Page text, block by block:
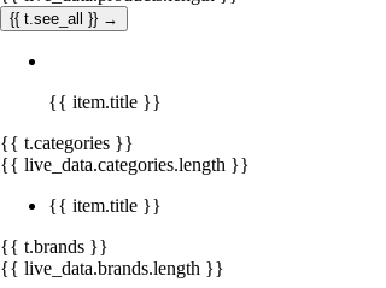
{{ t.see_all }} →
{{ item.title }}
{{ t.categories }}
{{ live_data.categories.length }}
{{ item.title }}
{{ t.brands }}
{{ live_data.brands.length }}